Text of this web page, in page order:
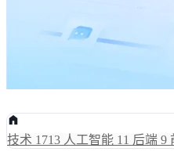
技术 1713 人工智能 11 后端 9